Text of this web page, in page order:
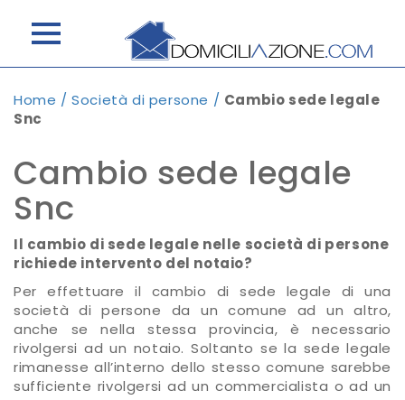
Home /Società di persone / Cambio sede legale
Snc
Cambio sede legale
Snc
Il cambio di sede legale nelle società di persone
richiede intervento del notaio?
Per effettuare il cambio di sede legale di una
società di persone da un comune ad un altro,
anche se nella stessa provincia, è necessario
rivolgersi ad un notaio. Soltanto se la sede legale
rimanesse all’interno dello stesso comune sarebbe
sufficiente rivolgersi ad un commercialista o ad un